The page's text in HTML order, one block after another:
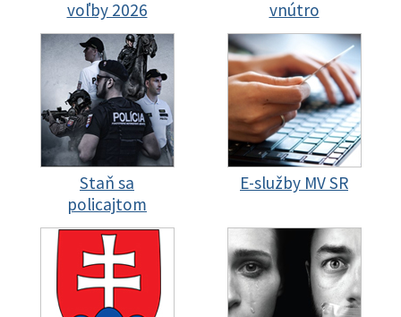
voľby 2026 vnútro
Staň sa
policajtom
E-služby MV SR